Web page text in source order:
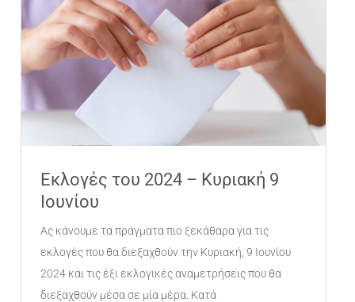
Εκλογές του 2024 – Κυριακή 9
Ιουνίου
Ας κάνουμε τα πράγματα πιο ξεκάθαρα για τις
εκλογές που θα διεξαχθούν την Κυριακή, 9 Ιουνίου
2024 και τις έξι εκλογικές αναμετρήσεις που θα
διεξαχθούν μέσα σε μία μέρα. Κατά